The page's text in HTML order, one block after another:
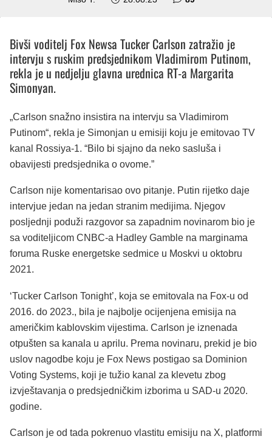
Bivši voditelj Fox Newsa Tucker Carlson zatražio je
intervju s ruskim predsjednikom Vladimirom Putinom,
rekla je u nedjelju glavna urednica RT-a Margarita
Simonyan.
„Carlson snažno insistira na intervju sa Vladimirom
Putinom“, rekla je Simonjan u emisiji koju je emitovao TV
kanal Rossiya-1. “Bilo bi sjajno da neko sasluša i
obavijesti predsjednika o ovome.”
Carlson nije komentarisao ovo pitanje. Putin rijetko daje
intervjue jedan na jedan stranim medijima. Njegov
posljednji poduži razgovor sa zapadnim novinarom bio je
sa voditeljicom CNBC-a Hadley Gamble na marginama
foruma Ruske energetske sedmice u Moskvi u oktobru
2021.
‘Tucker Carlson Tonight’, koja se emitovala na Fox-u od
2016. do 2023., bila je najbolje ocijenjena emisija na
američkim kablovskim vijestima. Carlson je iznenada
otpušten sa kanala u aprilu. Prema novinaru, prekid je bio
uslov nagodbe koju je Fox News postigao sa Dominion
Voting Systems, koji je tužio kanal za klevetu zbog
izvještavanja o predsjedničkim izborima u SAD-u 2020.
godine.
Carlson je od tada pokrenuo vlastitu emisiju na X, platformi